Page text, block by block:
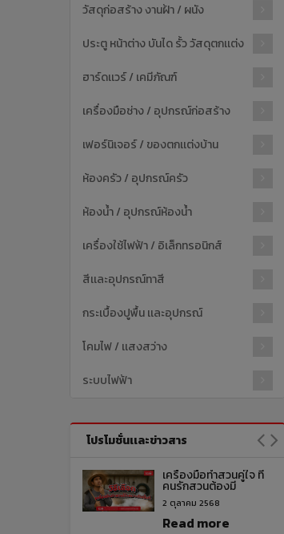
วัสดุก่อสร้าง งานฝ้า / ผนัง
ประตู หน้าต่าง บันได รั้ว วัสดุตกเเต่ง
ฮาร์ดเเวร์ / เคมีภัณฑ์
เครื่องมือช่าง / อุปกรณ์ก่อสร้าง
เฟอร์นิเจอร์ / ของตกเเต่งบ้าน
ห้องครัว / อุปกรณ์ครัว
ห้องน้ำ / อุปกรณ์ห้องน้ำ
เครื่องใช้ไฟฟ้า / อิเล็กทรอนิกส์
สีเเละอุปกรณ์ทาสี
กระเบื้องปูพื้น เเละอุปกรณ์
โคมไฟ / เเสงสว่าง
ระบบไฟฟ้า
โปรโมชั่นเเละข่าวสาร
เครื่องมือทำสวนคู่ใจ ที่
คนรักสวนต้องมี
2 ตุลาคม 2568
Read more